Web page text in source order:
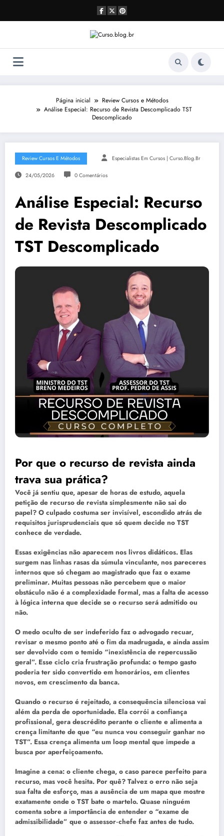
o
Página inicial
Review Cursos e Métodos
Análise Especial: Recurso de Revista Descomplicado TST
Descomplicado
Review Cursos E Métodos Especialistas Em Cursos | Curso.blog.br
24/05/2026 0 Comentários
Análise Especial: Recurso
de Revista Descomplicado
TST Descomplicado
Por que o recurso de revista ainda
trava sua prática?
Você já sentiu que, apesar de horas de estudo, aquela
petição de recurso de revista simplesmente não sai do
papel? O culpado costuma ser invisível, escondido atrás de
requisitos jurisprudenciais que só quem decide no TST
conhece de verdade.
Essas exigências não aparecem nos livros didáticos. Elas
surgem nas linhas rasas da súmula vinculante, nos pareceres
internos que só chegam ao magistrado que faz o exame
preliminar. Muitas pessoas não percebem que o maior
obstáculo não é a complexidade formal, mas a falta de acesso
à lógica interna que decide se o recurso será admitido ou
não.
O medo oculto de ser indeferido faz o advogado recuar,
revisar o mesmo ponto até o fim da madrugada, e ainda assim
ser devolvido com o temido “inexistência de repercussão
geral”. Esse ciclo cria frustração profunda: o tempo gasto
poderia ter sido convertido em honorários, em clientes
novos, em crescimento da banca.
Quando o recurso é rejeitado, a consequência silenciosa vai
além da perda de oportunidade. Ela corrói a confiança
profissional, gera descrédito perante o cliente e alimenta a
crença limitante de que “eu nunca vou conseguir ganhar no
TST”. Essa crença alimenta um loop mental que impede a
busca por aperfeiçoamento.
Imagine a cena: o cliente chega, o caso parece perfeito para
recurso, mas você hesita. Por quê? Talvez o erro não seja
sua falta de esforço, mas a ausência de um mapa que mostre
exatamente onde o TST bate o martelo. Quase ninguém
comenta sobre a importância de entender o “exame de
admissibilidade” que o assessor‑chefe faz antes de tudo.